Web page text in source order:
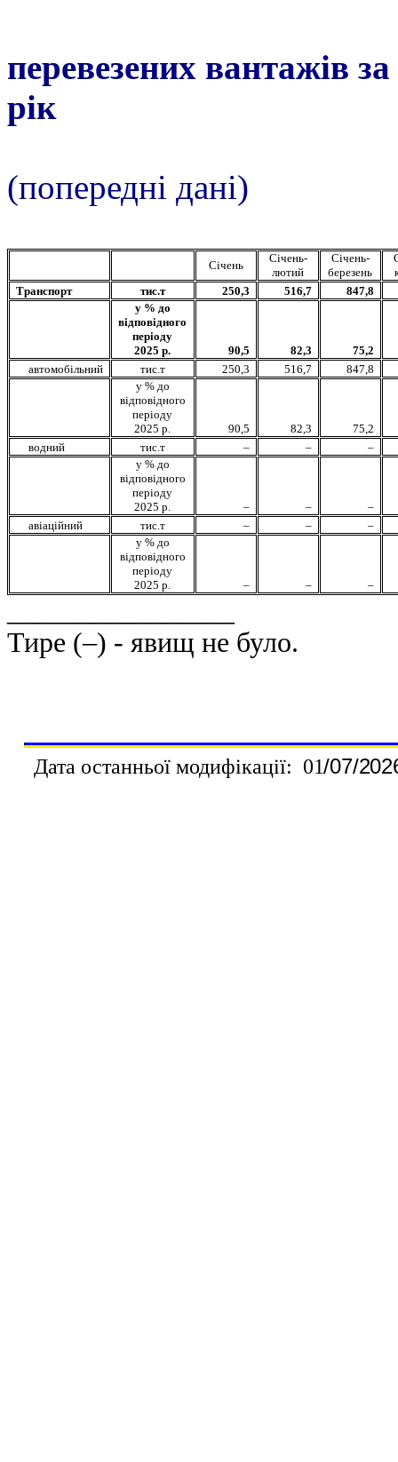
перевезених вантажів
рік
(попередні дані)
Січень
Січень-
лютий
Січень-
березень
Транспорт
тис.т 250,3 516,7
847,8
у % до
відповідного
періоду
2025 р.
90,5 82,3
75,2
автомобільний
тис.т 250,3 516,7
847,8
у % до
відповідного
періоду
2025 р.
90,5 82,3
75,2
водний
тис.т – –
–
у % до
відповідного
періоду
2025 р.
– –
–
авіаційний
тис.т – –
–
у % до
відповідного
періоду
2025 р.
– – –
Тире (–) - явищ не було.
Дата останньої модифікації: 01/07/